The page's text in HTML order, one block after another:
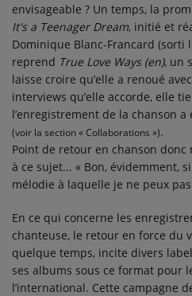
envisageable ? Un temps, la
It's a Teenager Dream, initié et
Dominique Blanc-Francard (sorti
reprend True Love Ways (en), un
laisse croire qu’elle a renoué
interviews qu’elle accorde, elle
l’enregistrement de la chanson
(voir la section « Collaborations »).
Point de retour en chanson donc
à ce sujet... « Bon, évidemment,
mélodie à laquelle je ne peux
En ce qui concerne les
chanteuse, le retour en force du
quelque temps, incite divers
ses albums sous ce format pour
l’international. Cette campagne